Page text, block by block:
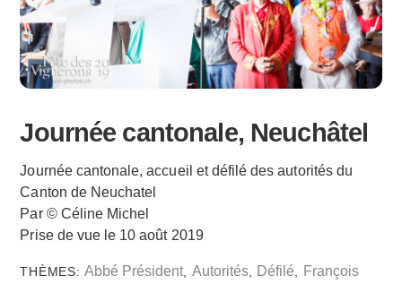
Journée cantonale, Neuchâtel
Journée cantonale, accueil et défilé des autorités du
Canton de Neuchatel
Par © Céline Michel
Prise de vue le 10 août 2019
THÈMES:Abbé Président, Autorités, Défilé
François